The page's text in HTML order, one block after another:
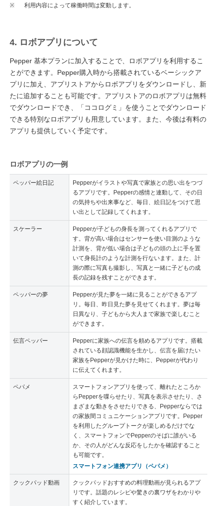
※ 利用内容によって稼働時間は変動します。
4. ロボアプリについて
Pepper 基本プランに加入することで、ロボアプリを利用するこ
とができます。Pepper購入時から搭載されているベーシックア
プリに加え、アプリストアからロボアプリをダウンロードし、新
たに追加することも可能です。アプリストアのロボアプリは無料
でダウンロードでき、「ココログミ」を使うことでダウンロード
できる特別なロボアプリも用意しています。また、今後は有料の
アプリも提供していく予定です。
ロボアプリの一例
ペッパー絵日記
Pepperがイラストや写真で家族との思い出をつづ
るアプリです。Pepperの感情と連動して、その日
の気持ちや出来事など、毎日、絵日記をつけて思
い出として記録してくれます。
スケーラー
Pepperが子どもの身長を測ってくれるアプリで
す。背が高い場合はセンサーを使い目測のような
計測を、背が低い場合は子どもの頭の上に手を置
いて身長計のような計測を行ないます。また、計
測の際に写真も撮影し、写真と一緒に子どもの成
長の記録を残すことができます。
ペッパーの夢
Pepperが見た夢を一緒に見ることができるアプ
リ。毎日、昨日見た夢を見せてくれます。夢は毎
日異なり、子どもから大人まで家族で楽しむこと
ができます。
伝言ペッパー
Pepperに家族への伝言を頼めるアプリです。搭載
されている顔認識機能を生かし、伝言を届けたい
家族をPepperが見かけた時に、Pepperが代わり
に伝えてくれます。
ペパメ
スマートフォンアプリを使って、離れたところか
らPepperを喋らせたり、写真を表示させたり、さ
まざまな動きをさせたりできる、Pepperならでは
の家族間コミュニケーションアプリです。Pepper
を利用したグループトークが楽しめるだけでな
く、スマートフォンでPepperのそばに誰がいる
か、その人がどんな反応をしたかを確認すること
も可能です。
スマートフォン連携アプリ（ペパメ）
クックパッド動画
クックパッドおすすめの料理動画が見られるアプ
リです。話題のレシピや驚きの裏ワザをわかりや
すく紹介しています。